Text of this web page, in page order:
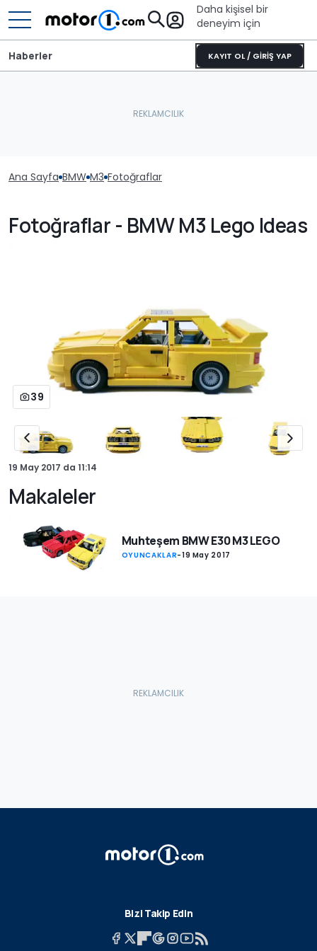
Daha kişisel bir
deneyim için
KAYIT OL / GİRİŞ YAP
Haberler
Ana Sayfa BMW M3 Fotoğraflar
Fotoğraflar - BMW M3 Lego Ideas
39
19 May 2017 da 11:14
Makaleler
Muhteşem BMW E30 M3 LEGO
OYUNCAKLAR-19 May 2017
Bizi Takip Edin